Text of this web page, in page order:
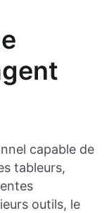
capable de
tableurs,
outils, le